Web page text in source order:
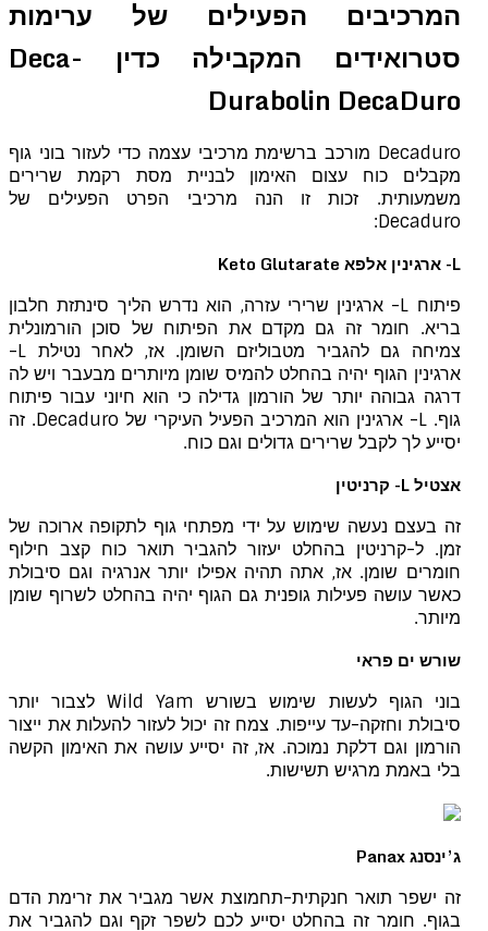
המרכיבים הפעילים של ערימות
סטרואידים המקבילה כדין Deca-
Durabolin DecaDuro
Decaduro מורכב ברשימת מרכיבי עצמה כדי לעזור בוני גוף
מקבלים כוח עצום האימון לבניית מסת רקמת שרירים
משמעותית. זכות זו הנה מרכיבי הפרט הפעילים של
Decaduro:
L- ארגינין אלפא Keto Glutarate
פיתוח L- ארגינין שרירי עזרה, הוא נדרש הליך סינתזת חלבון
בריא. חומר זה גם מקדם את הפיתוח של סוכן הורמונלית
צמיחה גם להגביר מטבוליזם השומן. אז, לאחר נטילת L-
ארגינין הגוף יהיה בהחלט להמיס שומן מיותרים מבעבר ויש לה
דרגה גבוהה יותר של הורמון גדילה כי הוא חיוני עבור פיתוח
גוף. L- ארגינין הוא המרכיב הפעיל העיקרי של Decaduro. זה
יסייע לך לקבל שרירים גדולים וגם כוח.
אצטיל L- קרניטין
זה בעצם נעשה שימוש על ידי מפתחי גוף לתקופה ארוכה של
זמן. ל-קרניטין בהחלט יעזור להגביר תואר כוח קצב חילוף
חומרים שומן. אז, אתה תהיה אפילו יותר אנרגיה וגם סיבולת
כאשר עושה פעילות גופנית גם הגוף יהיה בהחלט לשרוף שומן
מיותר.
שורש ים פראי
בוני הגוף לעשות שימוש בשורש Wild Yam לצבור יותר
סיבולת וחזקה-עד עייפות. צמח זה יכול לעזור להעלות את ייצור
הורמון וגם דלקת נמוכה. אז, זה יסייע עושה את האימון הקשה
בלי באמת מרגיש תשישות.
ג’ינסנג Panax
זה ישפר תואר חנקתית-תחמוצת אשר מגביר את זרימת הדם
בגוף. חומר זה בהחלט יסייע לכם לשפר זקף וגם להגביר את